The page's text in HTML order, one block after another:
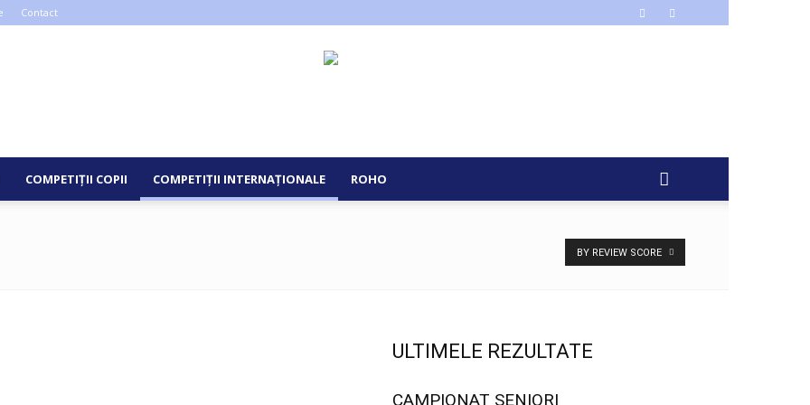
Contact
COMPETIȚII COPII COMPETIȚII INTERNAȚIONALE ROHO
BY REVIEW SCORE
ULTIMELE REZULTATE
CAMPIONAT SENIORI